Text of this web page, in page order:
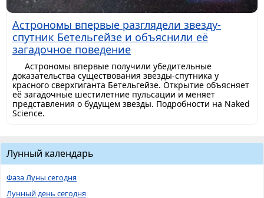
Астрономы впервые разглядели звезду-
спутник Бетельгейзе и объяснили её
загадочное поведение
Астрономы впервые получили убедительные
доказательства существования звезды-спутника у
красного сверхгиганта Бетельгейзе. Открытие объясняет
её загадочные шестилетние пульсации и меняет
представления о будущем звезды. Подробности на Naked
Science.
Лунный календарь
Фаза Луны сегодня
Лунный день сегодня